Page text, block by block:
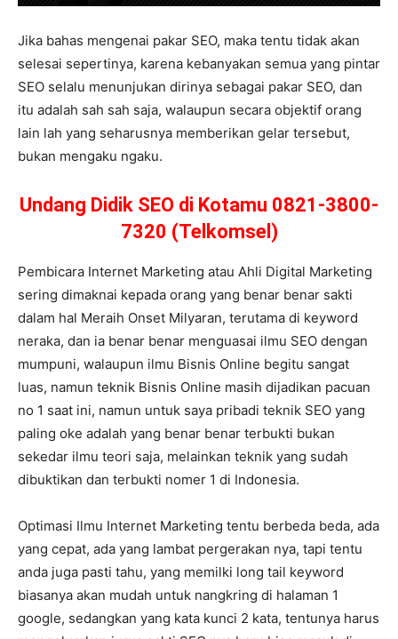
Jika bahas mengenai pakar SEO, maka tentu tidak akan
selesai sepertinya, karena kebanyakan semua yang pintar
SEO selalu menunjukan dirinya sebagai pakar SEO, dan
itu adalah sah sah saja, walaupun secara objektif orang
lain lah yang seharusnya memberikan gelar tersebut,
bukan mengaku ngaku.
Undang Didik SEO di Kotamu 0821-3800-
7320 (Telkomsel)
Pembicara Internet Marketing atau Ahli Digital Marketing
sering dimaknai kepada orang yang benar benar sakti
dalam hal Meraih Onset Milyaran, terutama di keyword
neraka, dan ia benar benar menguasai ilmu SEO dengan
mumpuni, walaupun ilmu Bisnis Online begitu sangat
luas, namun teknik Bisnis Online masih dijadikan pacuan
no 1 saat ini, namun untuk saya pribadi teknik SEO yang
paling oke adalah yang benar benar terbukti bukan
sekedar ilmu teori saja, melainkan teknik yang sudah
dibuktikan dan terbukti nomer 1 di Indonesia.
Optimasi Ilmu Internet Marketing tentu berbeda beda, ada
yang cepat, ada yang lambat pergerakan nya, tapi tentu
anda juga pasti tahu, yang memilki long tail keyword
biasanya akan mudah untuk nangkring di halaman 1
google, sedangkan yang kata kunci 2 kata, tentunya harus